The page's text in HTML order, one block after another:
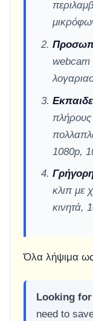
webcam
1080p,
κλιπ με
κινητά,
Όλα λήψιμα
Looking
need to